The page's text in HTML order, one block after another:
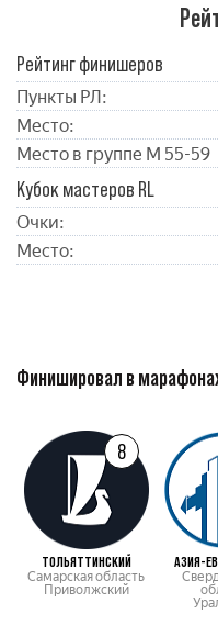
Рейтинг финишеров
Пункты РЛ:
Место:
Место в группе М 55-59
Кубок мастеров RL
Очки:
Место:
Финишировал в
8
ТОЛЬЯТТИНСКИЙ
Самарская область
Приволжский
АЗИЯ-